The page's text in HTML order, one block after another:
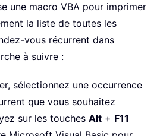
une macro VBA pour imprimer
la liste de toutes les
vous récurrent dans
à suivre :
sélectionnez une occurrence
que vous souhaitez
sur les touches Alt + F11